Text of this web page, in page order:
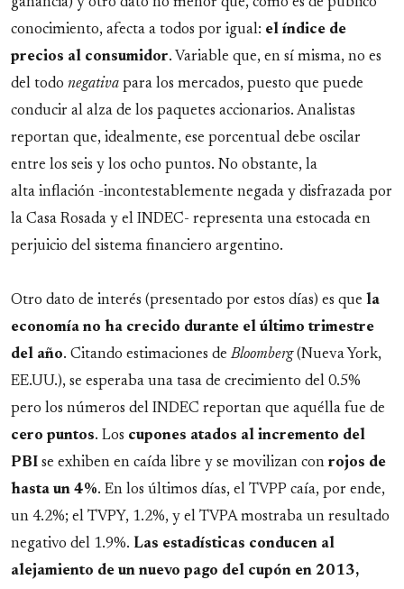
conocimiento, afecta a todos por igual: el índice de
precios al consumidor. Variable que, en sí misma, no es
del todo negativa para los mercados, puesto que puede
conducir al alza de los paquetes accionarios. Analistas
reportan que, idealmente, ese porcentual debe oscilar
entre los seis y los ocho puntos. No obstante, la
alta inflación -incontestablemente negada y disfrazada por
la Casa Rosada y el INDEC- representa una estocada en
perjuicio del sistema financiero argentino.
Otro dato de interés (presentado por estos días) es que la
economía no ha crecido durante el último trimestre
del año. Citando estimaciones deBloomberg(Nueva York,
EE.UU.), se esperaba una tasa de crecimiento del 0.5%
pero los números del INDEC reportan que aquélla fue de
cero puntos. Los cupones atados al incremento del
PBI se exhiben en caída libre y se movilizan con rojos de
hasta un 4%. En los últimos días, el TVPP caía, por ende,
un 4.2%; el TVPY, 1.2%, y el TVPA mostraba un resultado
negativo del 1.9%. Las estadísticas conducen al
alejamiento de un nuevo pago del cupón en 2013,